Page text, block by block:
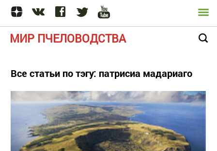
МИР ПЧЕЛОВОДСТВА
Все статьи по тэгу: патрисиа мадариаго